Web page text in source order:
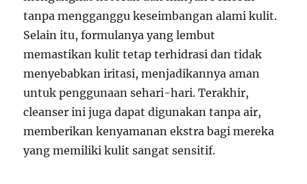
tanpa mengganggu keseimbangan alami kulit.
Selain itu, formulanya yang lembut
memastikan kulit tetap terhidrasi dan tidak
menyebabkan iritasi, menjadikannya aman
untuk penggunaan sehari-hari. Terakhir,
cleanser ini juga dapat digunakan tanpa air,
memberikan kenyamanan ekstra bagi mereka
yang memiliki kulit sangat sensitif.